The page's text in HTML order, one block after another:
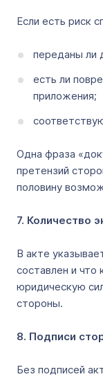
Если есть риск
переданы ли
есть ли
приложения;
Одна фраза
претензий
половину
7. Количество
В акте
составлен и
юридическую
стороны.
8. Подписи
Без подписей